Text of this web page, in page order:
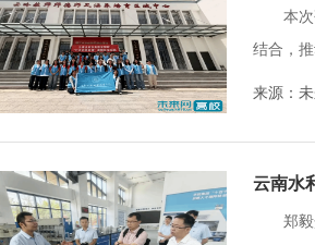
本
结合，
来源：
云南水
郑